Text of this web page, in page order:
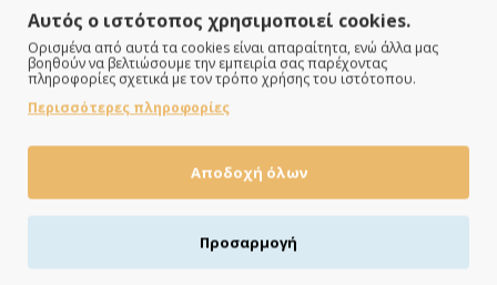
Αυτός ο ιστότοπος χρησιμοποιεί cookies.
Ορισμένα από αυτά τα cookies είναι απαραίτητα, ενώ άλλα μας
βοηθούν να βελτιώσουμε την εμπειρία σας παρέχοντας
πληροφορίες σχετικά με τον τρόπο χρήσης του ιστότοπου.
Περισσότερες πληροφορίες
Αποδοχή όλων
Προσαρμογή